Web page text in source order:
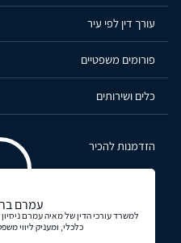
עורך דין לפי עיר
פורומים משפטיים
כלים ושירותים
הזדמנות להכיר
עמרם
למשרד עורכי הדין של מאיה עמרם
כלכלי, ומעניק ליווי